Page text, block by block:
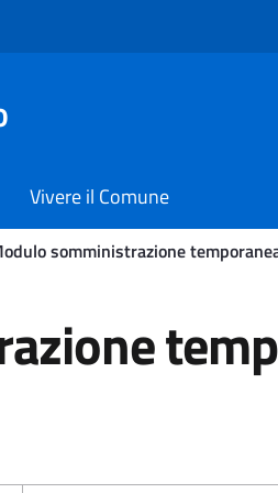
Vivere il Comune
somministrazione